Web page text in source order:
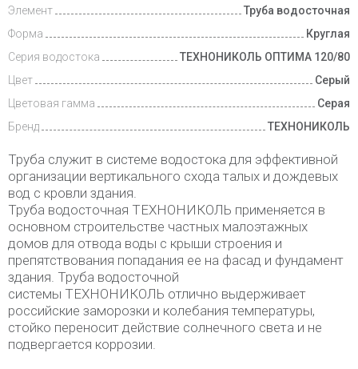
Элемент
Труба водосточная
Форма
Круглая
Серия водостока
ТЕХНОНИКОЛЬ ОПТИМА 120/80
Цвет
Серый
Цветовая гамма
Серая
Бренд
ТЕХНОНИКОЛЬ
Труба служит в системе водостока для эффективной
организации вертикального схода талых и дождевых
вод с кровли здания.
Труба водосточная ТЕХНОНИКОЛЬ применяется в
основном строительстве частных малоэтажных
домов для отвода воды с крыши строения и
препятствования попадания ее на фасад и фундамент
здания. Труба водосточной
системы ТЕХНОНИКОЛЬ отлично выдерживает
российские заморозки и колебания температуры,
стойко переносит действие солнечного света и не
подвергается коррозии.